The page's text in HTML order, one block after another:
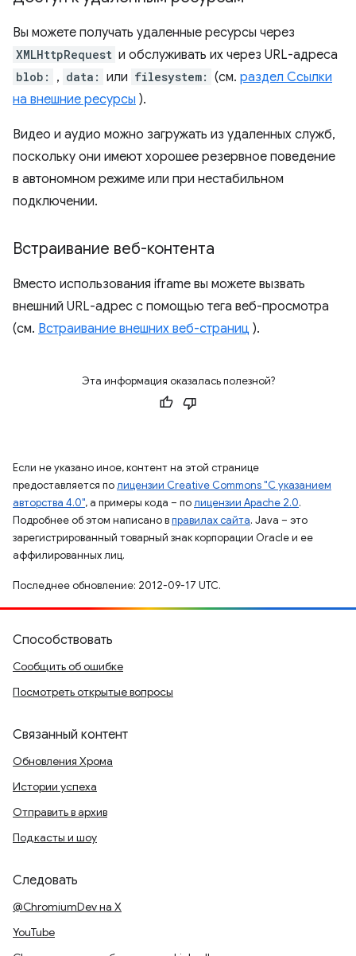
Вы можете получать удаленные ресурсы через
XMLHttpRequest и обслуживать их через URL-адреса
blob: , data: или filesystem: (см. раздел Ссылки
на внешние ресурсы ).
Видео и аудио можно загружать из удаленных служб,
поскольку они имеют хорошее резервное поведение
в автономном режиме или при нестабильном
подключении.
Встраивание веб-контента
Вместо использования iframe вы можете вызвать
внешний URL-адрес с помощью тега веб-просмотра
(см. Встраивание внешних веб-страниц ).
Эта информация оказалась полезной?
Если не указано иное, контент на этой странице
предоставляется полицензии Creative Commons "С указанием
авторства 4.0", а примеры кода – полицензии Apache 2.0.
Подробнее об этом написано вправилах сайта. Java – это
зарегистрированный товарный знак корпорации Oracle и ее
аффилированных лиц.
Последнее обновление: 2012-09-17 UTC.
Способствовать
Сообщить об ошибке
Посмотреть открытые вопросы
Связанный контент
Обновления Хрома
Истории успеха
Отправить в архив
Подкасты и шоу
Следовать
@ChromiumDev на X
YouTube